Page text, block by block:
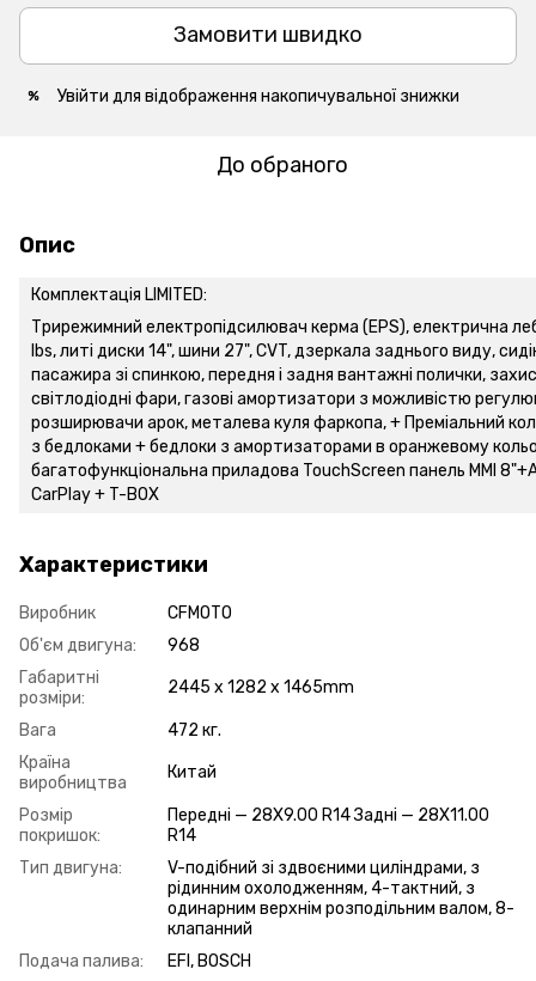
Замовити швидко
% Увійти для відображення накопичувальної знижки
До обраного
Опис
Комплектація LIMITED:
Трирежимний електропідсилювач керма (EPS), електрична
lbs, литі диски 14", шини 27", CVT, дзеркала заднього виду,
пасажира зі спинкою, передня і задня вантажні полички,
світлодіодні фари, газові амортизатори з можливістю
розширювачи арок, металева куля фаркопа,+ Преміальний
з бедлоками + бедлоки з амортизаторами в оранжевому
багатофункціональна приладова TouchScreen панель MMI
CarPlay + T-BOX
Характеристики
Виробник
CFMOTO
Об'єм двигуна:
968
Габаритні
розміри:
2445 x 1282 x 1465mm
Вага
472 кг.
Країна
виробництва
Китай
Розмір
покришок:
Передні — 28X9.00 R14 Задні — 28X11.00
R14
Тип двигуна:
V-подібний зі здвоєними циліндрами, з
рідинним охолодженням, 4-тактний, з
одинарним верхнім розподільним валом, 8-
клапанний
Подача палива:
EFI, BOSCH